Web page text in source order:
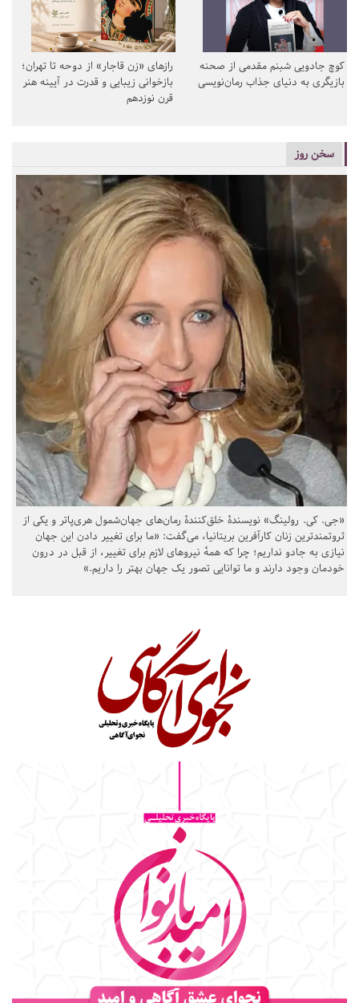
کوچ جادویی شبنم مقدمی از صحنه
بازیگری به دنیای جذاب رمان‌نویسی
رازهای «زن قاجار» از دوحه تا تهران؛
بازخوانی زیبایی و قدرت در آیینه هنر
قرن نوزدهم
سخن روز
«جی. کی. رولینگ» نویسندهٔ خلق‌کنندهٔ رمان‌های جهان‌شمول هری‌پاتر و یکی از
ثروتمندترین زنان کارآفرین بریتانیا، می‌گفت: «ما برای تغییر دادن این جهان
نیازی به جادو نداریم؛ چرا که همهٔ نیروهای لازم برای تغییر، از قبل در درون
خودمان وجود دارند و ما توانایی تصور یک جهان بهتر را داریم.»